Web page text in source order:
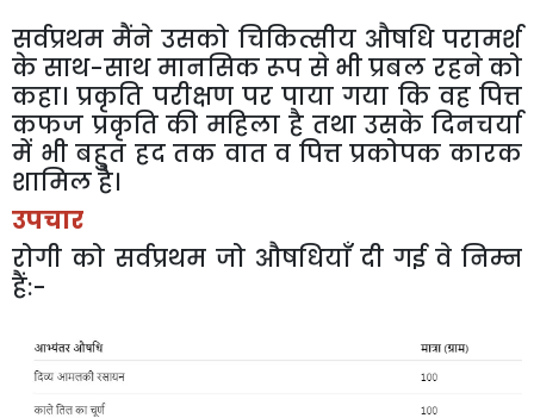
सर्वप्रथम मैंने उसको चिकित्सीय औषधि परामर्श
के साथ-साथ मानसिक रूप से भी प्रबल रहने को
कहा। प्रकृति परीक्षण पर पाया गया कि वह पित्त
कफज प्रकृति की महिला है तथा उसके दिनचर्या
में भी बहुत हद तक वात व पित्त प्रकोपक कारक
शामिल है।
उपचार
रोगी को सर्वप्रथम जो औषधियाँ दी गई वे निम्न
हैं:-